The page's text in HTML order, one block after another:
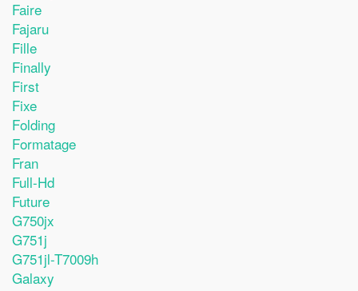
Faire
Fajaru
Fille
Finally
First
Fixe
Folding
Formatage
Fran
Full-Hd
Future
G750jx
G751j
G751jl-T7009h
Galaxy